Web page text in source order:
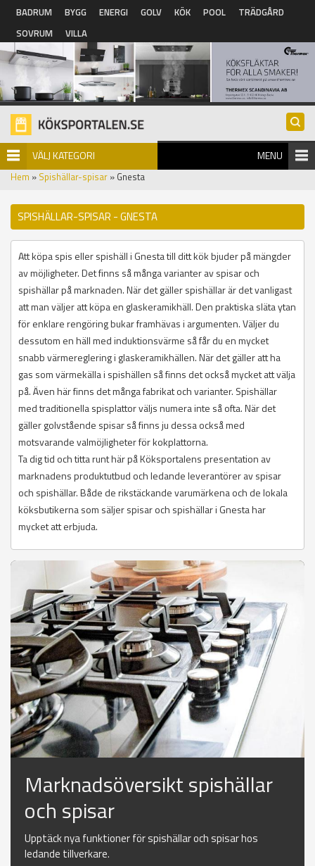
Hoppa till huvudinnehåll
BADRUM BYGG ENERGI GOLV KÖK POOL
TRÄDGÅRD
SOVRUM
VILLA
VÄLJ KATEGORI MENU
Hem » Spishällar-spisar » Gnesta
SPISHÄLLAR-SPISAR - GNESTA
Att köpa spis eller spishäll i Gnesta till ditt kök bjuder på mängder
av möjligheter. Det finns så många varianter av spisar och
spishällar på marknaden. När det gäller spishällar är det vanligast
att man väljer att köpa en glaskeramikhäll. Den praktiska släta ytan
för enklare rengöring bukar framhävas i argumenten. Väljer du
dessutom en häll med induktionsvärme så får du en mycket
snabb värmereglering i glaskeramikhällen. När det gäller att ha
gas som värmekälla i spishällen så finns det också mycket att välja
på. Även här finns det många fabrikat och varianter. Spishällar
med traditionella spisplattor väljs numera inte så ofta. När det
gäller golvstående spisar så finns ju dessa också med
motsvarande valmöjligheter för kokplattorna.
Ta dig tid och titta runt här på Köksportalens presentation av
marknadens produktutbud och ledande leverantörer av spisar
och spishällar. Både de rikstäckande varumärkena och de lokala
köksbutikerna som säljer spisar och spishällar i Gnesta har
mycket att erbjuda.
Marknadsöversikt spishällar
och spisar
Upptäck nya funktioner för spishällar och spisar hos
ledande tillverkare.